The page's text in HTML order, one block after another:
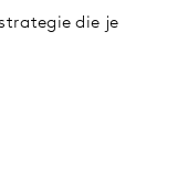
die je